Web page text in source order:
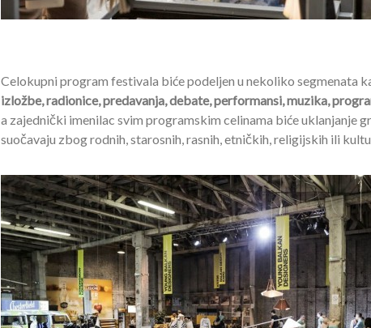
Celokupni program festivala biće podeljen u nekoliko segmenata
izložbe, radionice, predavanja, debate, performansi, muzika,
a zajednički imenilac svim programskim celinama biće uklanjanje
suočavaju zbog rodnih, starosnih, rasnih, etničkih, religijskih ili